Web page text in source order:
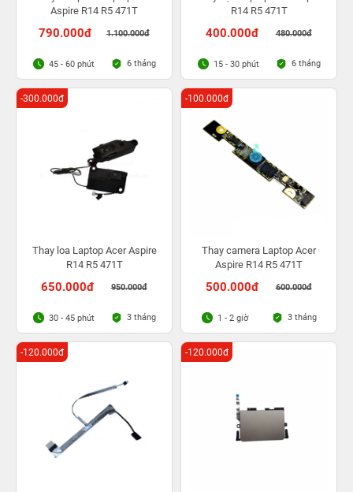
Aspire R14 R5 471T
790.000đ 1.100.000đ
45 - 60 phút 6 tháng
R14 R5 471T
400.000đ 480.000đ
15 - 30 phút 6 tháng
Thay loa Laptop Acer Aspire
R14 R5 471T
650.000đ 950.000đ
-300.000đ
30 - 45 phút 3 tháng
Thay camera Laptop Acer
Aspire R14 R5 471T
500.000đ 600.000đ
-100.000đ
1 - 2 giờ 3 tháng
-120.000đ -120.000đ